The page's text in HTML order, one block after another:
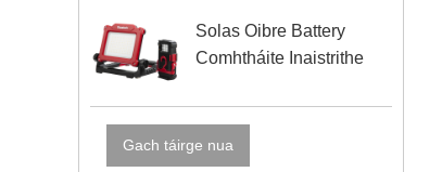
Solas Oibre Battery
Comhtháite Inaistrithe
Gach táirge nua